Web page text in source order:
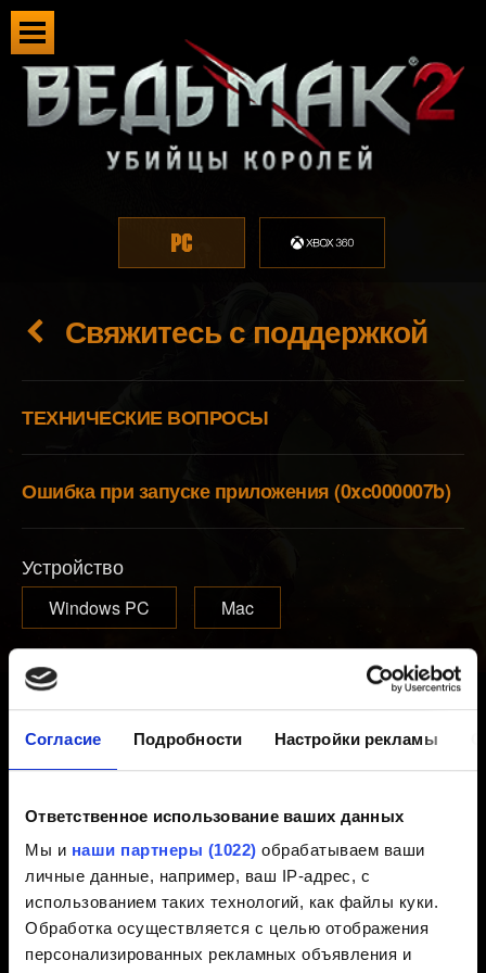
Согласие Подробности Настройки рекламы
Ответственное использование ваших данных
Мы и наши партнеры (1022) обрабатываем ваши
личные данные, например, ваш IP-адрес, с
использованием таких технологий, как файлы куки.
Обработка осуществляется с целью отображения
персонализированных рекламных объявления и
Свяжитесь с поддержкой
ТЕХНИЧЕСКИЕ ВОПРОСЫ
Ошибка при запуске приложения (0xc000007b)
Устройство
Windows PC Mac
Электронная почта (избегайте опечаток!)
Короткое описание проблемы